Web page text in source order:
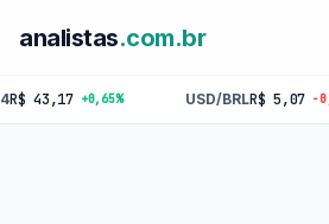
analistas.com.br
+0,65% USD/BRLR$ 5,07 -0,10%